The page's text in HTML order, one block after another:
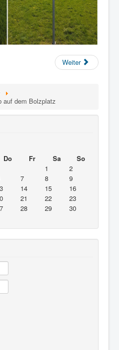
Weiter
auf dem Bolzplatz
Do Fr Sa
So
1
2
7 8
9
14 15
16
21 22
23
28 29
30